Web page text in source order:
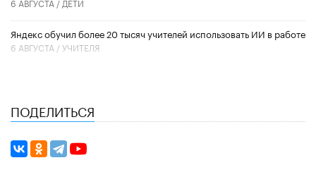
​Яндекс обучил более 20 тысяч учителей использовать ИИ в работе
6 АВГУСТА /УЧИТЕЛЯ
ПОДЕЛИТЬСЯ